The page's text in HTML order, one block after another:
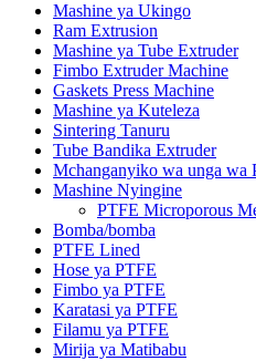
Mashine ya Ukingo
Ram Extrusion
Mashine ya Tube Extruder
Fimbo Extruder Machine
Gaskets Press Machine
Mashine ya Kuteleza
Sintering Tanuru
Tube Bandika Extruder
Mchanganyiko wa unga wa
Mashine Nyingine
PTFE Microporous
Bomba/bomba
PTFE Lined
Hose ya PTFE
Fimbo ya PTFE
Karatasi ya PTFE
Filamu ya PTFE
Mirija ya Matibabu